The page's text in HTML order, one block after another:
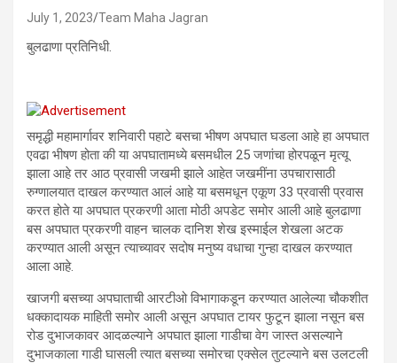
July 1, 2023 Team Maha Jagran
बुलढाणा प्रतिनिधी.
समृद्धी महामार्गावर शनिवारी पहाटे बसचा भीषण अपघात घडला आहे हा अपघात
एवढा भीषण होता की या अपघातामध्ये बसमधील 25 जणांचा होरपळून मृत्यू
झाला आहे तर आठ प्रवासी जखमी झाले आहेत जखमींना उपचारासाठी
रुग्णालयात दाखल करण्यात आलं आहे या बसमधून एकूण 33 प्रवासी प्रवास
करत होते या अपघात प्रकरणी आता मोठी अपडेट समोर आली आहे बुलढाणा
बस अपघात प्रकरणी वाहन चालक दानिश शेख इस्माईल शेखला अटक
करण्यात आली असून त्याच्यावर सदोष मनुष्य वधाचा गुन्हा दाखल करण्यात
आला आहे.
खाजगी बसच्या अपघाताची आरटीओ विभागाकडून करण्यात आलेल्या चौकशीत
धक्कादायक माहिती समोर आली असून अपघात टायर फुटून झाला नसून बस
रोड दुभाजकावर आदळल्याने अपघात झाला गाडीचा वेग जास्त असल्याने
दुभाजकाला गाडी घासली त्यात बसच्या समोरचा एक्सेल तुटल्याने बस उलटली